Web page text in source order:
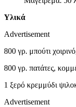
Υλικά
Advertisement
800 γρ. μπούτι
800 γρ. πατάτες,
1 ξερό κρεμμύδι
Advertisement